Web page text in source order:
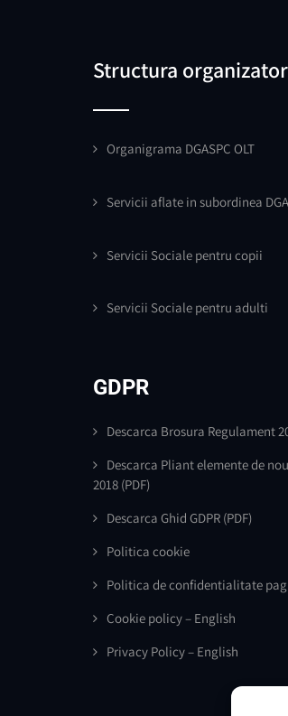
Structura
Organigrama DGASPC OLT
Servicii aflate in subordinea
Servicii Sociale pentru copii
Servicii Sociale pentru adulti
GDPR
Descarca Brosura Regulament
Descarca Pliant elemente de
2018 (PDF)
Descarca Ghid GDPR (PDF)
Politica cookie
Politica de confidentialitate
Cookie policy – English
Privacy Policy – English